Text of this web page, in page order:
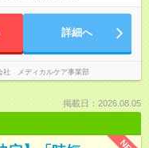
詳細へ
社 メディカルケア事業部
掲載日：2026.08.05